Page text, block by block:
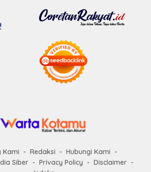
Kami Redaksi
Hubungi Kami
Siber
Privacy Policy
Disclaimer